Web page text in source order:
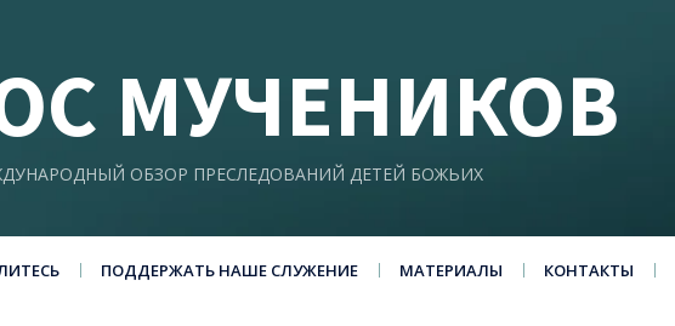
МУЧЕНИКОВ
ОБЗОР ПРЕСЛЕДОВАНИЙ ДЕТЕЙ БОЖЬИХ
ПОДДЕРЖАТЬ НАШЕ СЛУЖЕНИЕ МАТЕРИАЛЫ КОНТАКТЫ